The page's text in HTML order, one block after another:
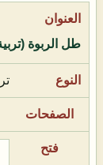
طل الربوة